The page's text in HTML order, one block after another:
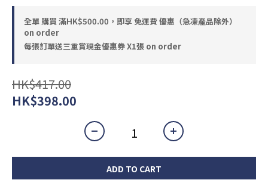
全單 購買 滿HK$500.00，即享 免運費 優惠（急凍產品除外）
on order
每張訂單送三重賞現金優惠券 X1張 on order
HK$417.00
HK$398.00
ADD TO CART